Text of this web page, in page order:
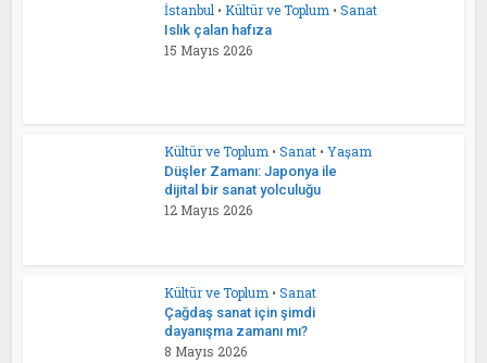
İstanbul • Kültür ve Toplum • Sanat
Islık çalan hafıza
15 Mayıs 2026
Kültür ve Toplum • Sanat • Yaşam
Düşler Zamanı: Japonya ile
dijital bir sanat yolculuğu
12 Mayıs 2026
Kültür ve Toplum • Sanat
Çağdaş sanat için şimdi
dayanışma zamanı mı?
8 Mayıs 2026